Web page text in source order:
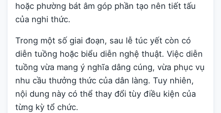
hoặc phường bát âm góp phần tạo nên tiết tấu
của nghi thức.
Trong một số giai đoạn, sau lễ túc yết còn có
diễn tuồng hoặc biểu diễn nghệ thuật. Việc diễn
tuồng vừa mang ý nghĩa dâng cúng, vừa phục vụ
nhu cầu thưởng thức của dân làng. Tuy nhiên,
nội dung này có thể thay đổi tùy điều kiện của
từng kỳ tổ chức.